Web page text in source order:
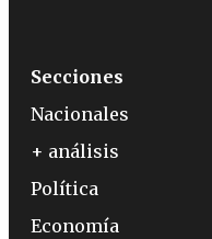
Secciones
Nacionales
+ análisis
Política
Economía